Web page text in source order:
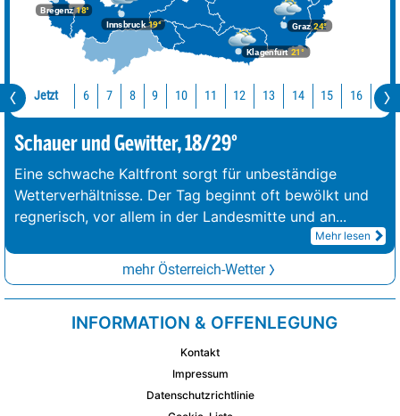
Bregenz18°
Graz24°
Innsbruck19°
Klagenfurt 21°
Jetzt 6 7 8 9 10 11 12 13 14 15 16 17
Schauer und Gewitter, 18/29°
Eine schwache Kaltfront sorgt für unbeständige
Wetterverhältnisse. Der Tag beginnt oft bewölkt und
regnerisch, vor allem in der Landesmitte und an...
Mehr lesen
mehr Österreich-Wetter
INFORMATION & OFFENLEGUNG
Kontakt
Impressum
Datenschutzrichtlinie